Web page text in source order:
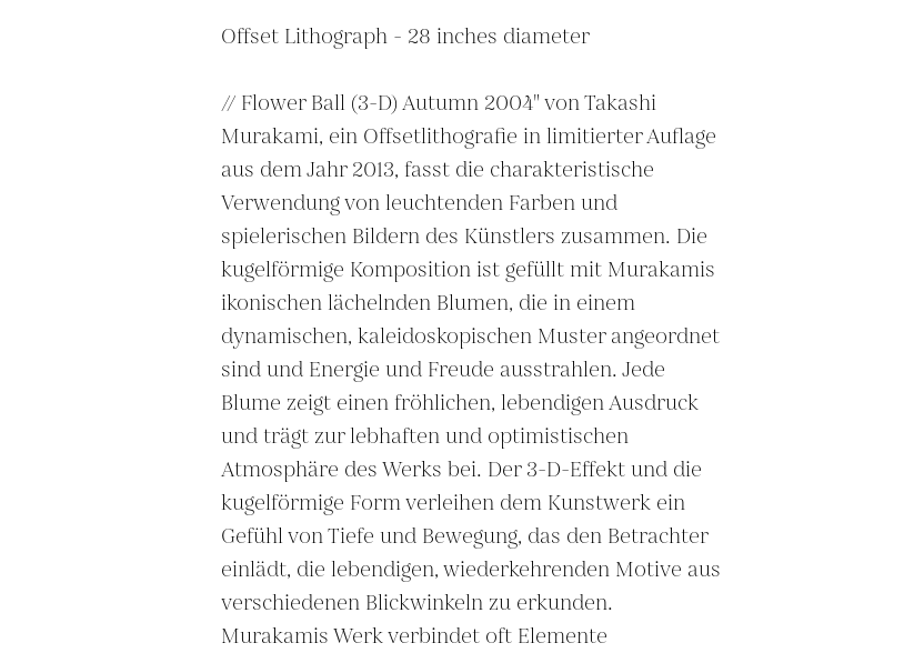
Offset Lithograph - 28 inches diameter
// Flower Ball (3-D) Autumn 2004" von Takashi
Murakami, ein Offsetlithografie in limitierter Auflage
aus dem Jahr 2013, fasst die charakteristische
Verwendung von leuchtenden Farben und
spielerischen Bildern des Künstlers zusammen. Die
kugelförmige Komposition ist gefüllt mit Murakamis
ikonischen lächelnden Blumen, die in einem
dynamischen, kaleidoskopischen Muster angeordnet
sind und Energie und Freude ausstrahlen. Jede
Blume zeigt einen fröhlichen, lebendigen Ausdruck
und trägt zur lebhaften und optimistischen
Atmosphäre des Werks bei. Der 3-D-Effekt und die
kugelförmige Form verleihen dem Kunstwerk ein
Gefühl von Tiefe und Bewegung, das den Betrachter
einlädt, die lebendigen, wiederkehrenden Motive aus
verschiedenen Blickwinkeln zu erkunden.
Murakamis Werk verbindet oft Elemente